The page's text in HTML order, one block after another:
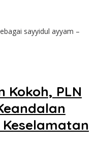
sayyidul ayyam –
Kokoh, PLN